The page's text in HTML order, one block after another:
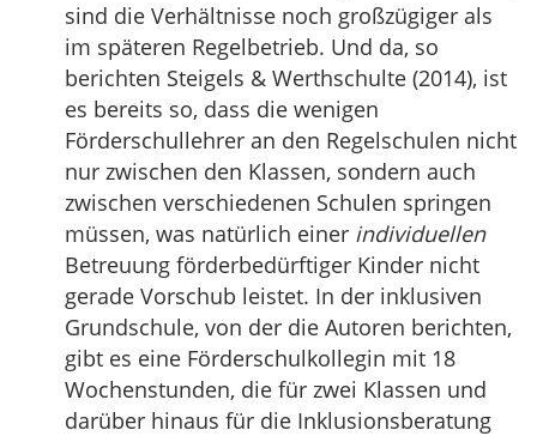
sind die Verhältnisse noch großzügiger als
im späteren Regelbetrieb. Und da, so
berichten Steigels & Werthschulte (2014), ist
es bereits so, dass die wenigen
Förderschullehrer an den Regelschulen nicht
nur zwischen den Klassen, sondern auch
zwischen verschiedenen Schulen springen
müssen, was natürlich einer individuellen
Betreuung förderbedürftiger Kinder nicht
gerade Vorschub leistet. In der inklusiven
Grundschule, von der die Autoren berichten,
gibt es eine Förderschulkollegin mit 18
Wochenstunden, die für zwei Klassen und
darüber hinaus für die Inklusionsberatung